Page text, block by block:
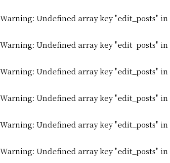
Warning: Undefined array key "edit_posts" in
Warning: Undefined array key "edit_posts" in
Warning: Undefined array key "edit_posts" in
Warning: Undefined array key "edit_posts" in
Warning: Undefined array key "edit_posts" in
Warning: Undefined array key "edit_posts" in